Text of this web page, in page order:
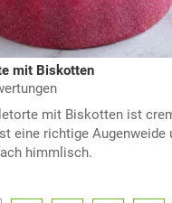
mit Biskotten
mit Biskotten ist
eine richtige Augenweide
himmlisch.